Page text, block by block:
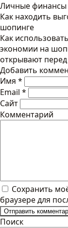
Личные финансы
Как находить
шопинге
Как
экономии на
открывают перед
Добавить
Имя *
Email *
Сайт
Комментарий
Сохранить
браузере для
Поиск